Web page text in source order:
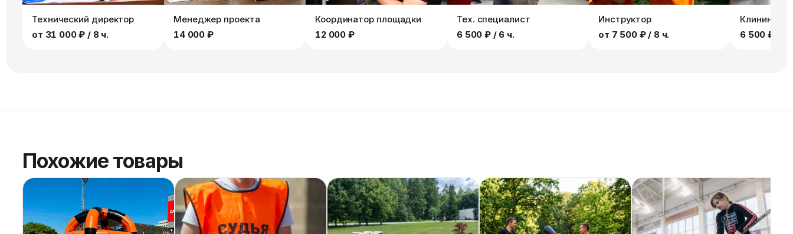
Технический директор
от 31 000 ₽ / 8 ч.
Менеджер проекта
14 000 ₽
Координатор площадки
12 000 ₽
Тех. специалист
6 500 ₽/ 6 ч.
Инструктор
от 7 500 ₽/ 8 ч.
Клининг
6 500 ₽
Похожие товары